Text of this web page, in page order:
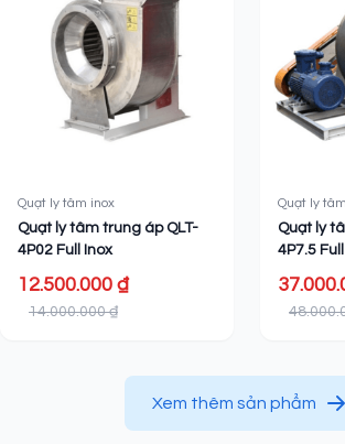
Quạt ly tâm inox
Quạt ly tâm trung áp QLT-
4P02 Full Inox
12.500.000 ₫
14.000.000 ₫
Quạt ly
Quạt ly
4P7.5
Xem thêm sản phẩm